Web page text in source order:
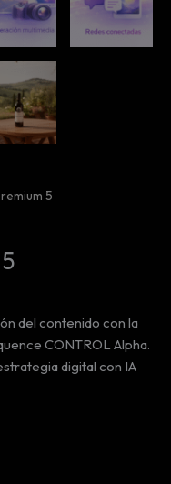
5
del contenido con la
CONTROL Alpha.
digital con IA